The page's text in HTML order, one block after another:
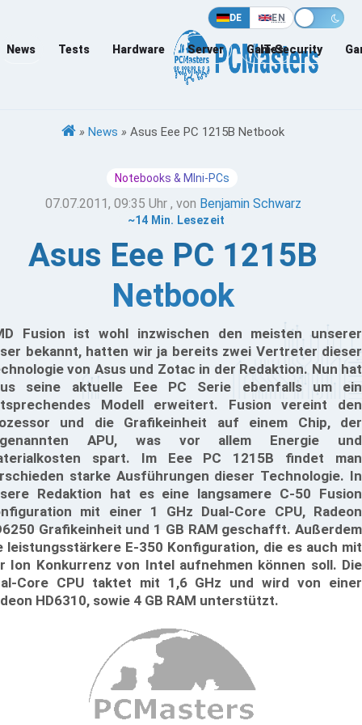
DE EN
News Tests Hardware Server Games
IT-Security
» News » Asus Eee PC 1215B Netbook
Notebooks & MIni-PCs
07.07.2011, 09:35 Uhr , von Benjamin Schwarz
~14 Min. Lesezeit
Asus Eee PC 1215B
Netbook
Fusion ist wohl inzwischen den meisten unserer
bekannt, hatten wir ja bereits zwei Vertreter dieser
von Asus und Zotac in der Redaktion. Nun hat
seine aktuelle Eee PC Serie ebenfalls um ein
Modell erweitert. Fusion vereint den
und die Grafikeinheit auf einem Chip, der
APU, was vor allem Energie und
spart. Im Eee PC 1215B findet man
starke Ausführungen dieser Technologie. In
Redaktion hat es eine langsamere C-50 Fusion
mit einer 1 GHz Dual-Core CPU, Radeon
Grafikeinheit und 1 GB RAM geschafft. Außerdem
leistungsstärkere E-350 Konfiguration, die es auch mit
Ion Konkurrenz von Intel aufnehmen können soll. Die
Core CPU taktet mit 1,6 GHz und wird von einer
HD6310, sowie 4 GB RAM unterstützt.